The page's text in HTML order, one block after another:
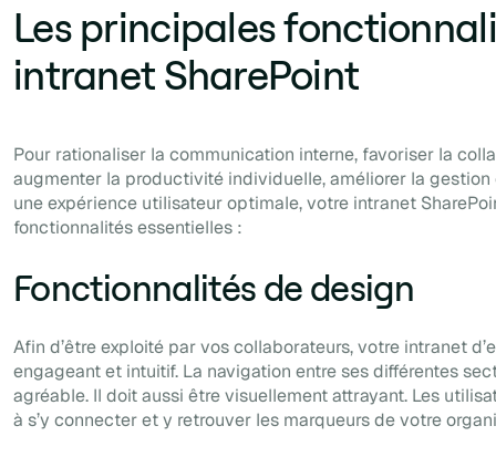
Les principales
intranet SharePoint
Pour rationaliser la communication interne, favoriser la
augmenter la productivité individuelle, améliorer la
une expérience utilisateur optimale, votre intranet
fonctionnalités essentielles :
Fonctionnalités de design
Afin d’être exploité par vos collaborateurs, votre intranet
engageant et intuitif. La navigation entre ses différentes
agréable. Il doit aussi être visuellement attrayant. Les
à s’y connecter et y retrouver les marqueurs de votre